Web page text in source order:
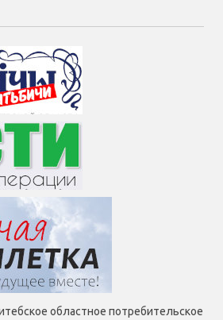
областное потребительское